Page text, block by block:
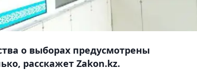
о выборах предусмотрены
расскажет Zakon.kz.